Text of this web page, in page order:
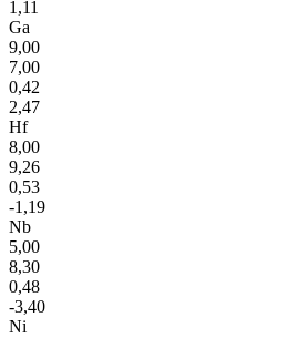
1,11
Ga
9,00
7,00
0,42
2,47
Hf
8,00
9,26
0,53
-1,19
Nb
5,00
8,30
0,48
-3,40
Ni